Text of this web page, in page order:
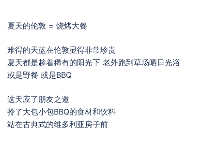
夏天的伦敦 = 烧烤大餐
难得的天蓝在伦敦显得非常珍贵
夏天都是趁着稀有的阳光下 老外跑到草场晒日光浴
或是野餐 或是BBQ
这天应了朋友之邀
拎了大包小包BBQ的食材和饮料
站在古典式的维多利亚房子前